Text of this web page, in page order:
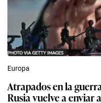
Europa
Atrapados en la
Rusia vuelve a enviar